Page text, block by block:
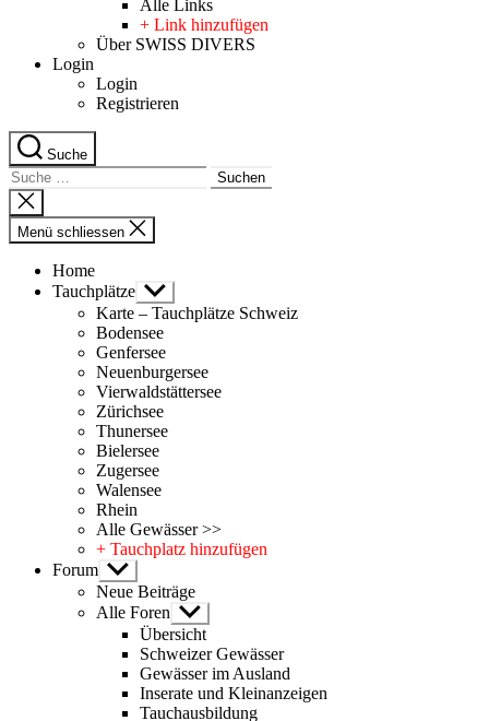
Alle Links
+ Link hinzufügen
Über SWISS DIVERS
Login
Login
Registrieren
Suche
Suche
nach:
Suche
schliessen
Menü schliessen
Home
Tauchplätze Untermenü
anzeigen
Karte – Tauchplätze Schweiz
Bodensee
Genfersee
Neuenburgersee
Vierwaldstättersee
Zürichsee
Thunersee
Bielersee
Zugersee
Walensee
Rhein
Alle Gewässer >>
+ Tauchplatz hinzufügen
Forum Untermenü
anzeigen
Neue Beiträge
Alle Foren Untermenü
anzeigen
Übersicht
Schweizer Gewässer
Gewässer im Ausland
Inserate und Kleinanzeigen
Tauchausbildung